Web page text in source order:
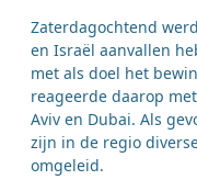
Zaterdagochtend
en Israël aanvallen
met als doel het
reageerde daarop
Aviv en Dubai. Als
zijn in de regio
omgeleid.